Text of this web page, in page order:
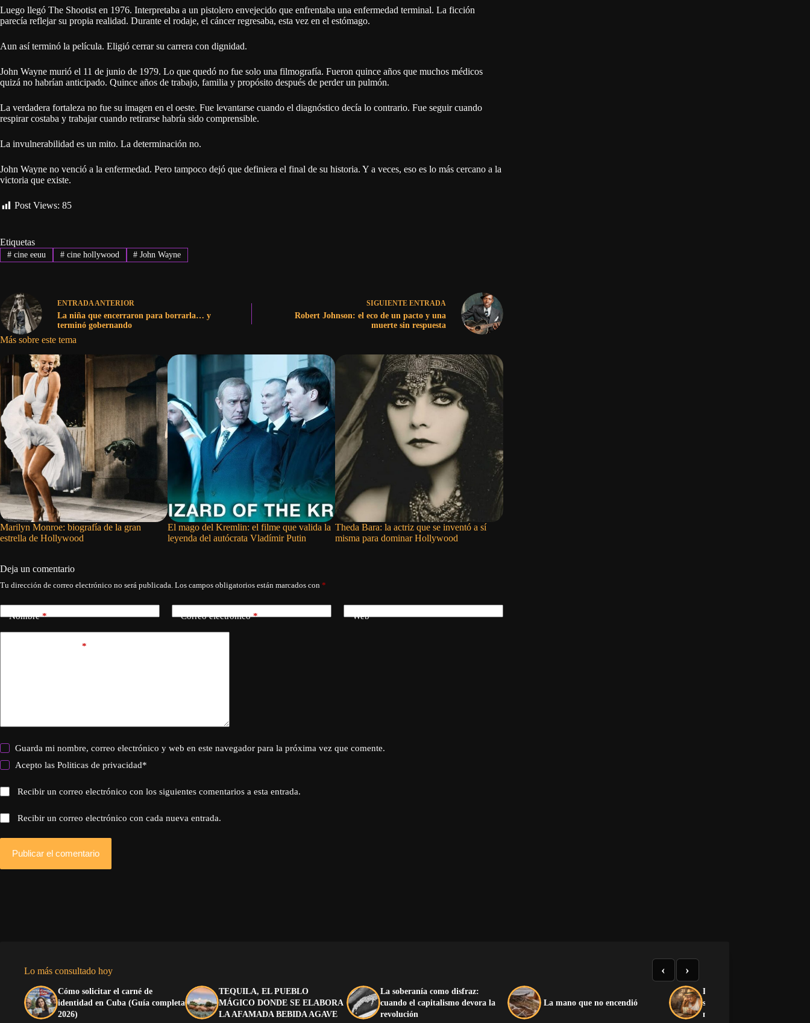
Luego llegó The Shootist en 1976. Interpretaba a un pistolero envejecido que enfrentaba una enfermedad terminal. La ficción
parecía reflejar su propia realidad. Durante el rodaje, el cáncer regresaba, esta vez en el estómago.
Aun así terminó la película. Eligió cerrar su carrera con dignidad.
John Wayne murió el 11 de junio de 1979. Lo que quedó no fue solo una filmografía. Fueron quince años que muchos médicos
quizá no habrían anticipado. Quince años de trabajo, familia y propósito después de perder un pulmón.
La verdadera fortaleza no fue su imagen en el oeste. Fue levantarse cuando el diagnóstico decía lo contrario. Fue seguir cuando
respirar costaba y trabajar cuando retirarse habría sido comprensible.
La invulnerabilidad es un mito. La determinación no.
John Wayne no venció a la enfermedad. Pero tampoco dejó que definiera el final de su historia. Y a veces, eso es lo más cercano a la
victoria que existe.
Post Views: 85
Etiquetas
#cine eeuu #cine hollywood # John Wayne
ENTRADA ANTERIOR
La niña que encerraron para borrarla… y
terminó gobernando
SIGUIENTE ENTRADA
Robert Johnson: el eco de un pacto y una
muerte sin respuesta
Más sobre este tema
Marilyn Monroe: biografía de la gran
estrella de Hollywood
El mago del Kremlin: el filme que valida la
leyenda del autócrata Vladímir Putin
Theda Bara: la actriz que se inventó a sí
misma para dominar Hollywood
Deja un comentario
Tu dirección de correo electrónico no será publicada. Los campos obligatorios están marcados con *
Nombre* Correo electrónico* Web
*
Guarda mi nombre, correo electrónico y web en este navegador para la próxima vez que comente.
Acepto lasPoliticas de privacidad*
Recibir un correo electrónico con los siguientes comentarios a esta entrada.
Recibir un correo electrónico con cada nueva entrada.
Publicar el comentario
Lo más consultado hoy
Cómo solicitar el carné de
identidad en Cuba (Guía completa
2026)
TEQUILA, EL PUEBLO
MÁGICO DONDE SE ELABORA
LA AFAMADA BEBIDA AGAVE
La soberanía como disfraz:
cuando el capitalismo devora la
revolución
La mano que no encendió
La Charada Cubana:
significado y lista completa
números del 1 al 100
‹ ›